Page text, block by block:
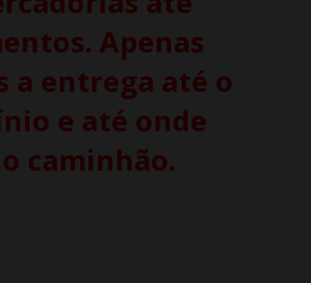
Apenas
a entrega até o
e até onde
caminhão.